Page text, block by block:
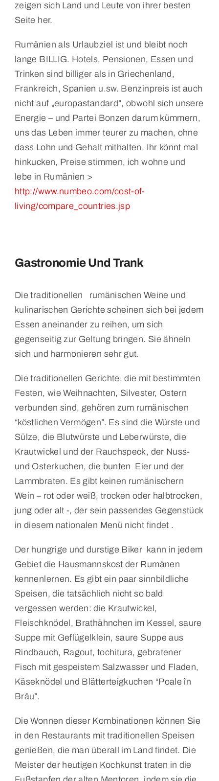
zeigen sich Land und Leute von ihrer besten
Seite her.
Rumänien als Urlaubziel ist und bleibt noch
lange BILLIG. Hotels, Pensionen, Essen und
Trinken sind billiger als in Griechenland,
Frankreich, Spanien u.sw. Benzinpreis ist auch
nicht auf „europastandard“, obwohl sich unsere
Energie – und Partei Bonzen darum kümmern,
uns das Leben immer teurer zu machen, ohne
dass Lohn und Gehalt mithalten. Ihr könnt mal
hinkucken, Preise stimmen, ich wohne und
lebe in Rumänien >
http://www.numbeo.com/cost-of-
living/compare_countries.jsp
Gastronomie Und Trank
Die traditionellen rumänischen Weine und
kulinarischen Gerichte scheinen sich bei jedem
Essen aneinander zu reihen, um sich
gegenseitig zur Geltung bringen. Sie ähneln
sich und harmonieren sehr gut.
Die traditionellen Gerichte, die mit bestimmten
Festen, wie Weihnachten, Silvester, Ostern
verbunden sind, gehören zum rumänischen
“köstlichen Vermögen”. Es sind die Würste und
Sülze, die Blutwürste und Leberwürste, die
Krautwickel und der Rauchspeck, der Nuss-
und Osterkuchen, die bunten Eier und der
Lammbraten. Es gibt keinen rumänischern
Wein – rot oder weiß, trocken oder halbtrocken,
jung oder alt -, der sein passendes Gegenstück
in diesem nationalen Menü nicht findet .
Der hungrige und durstige Biker kann in jedem
Gebiet die Hausmannskost der Rumänen
kennenlernen. Es gibt ein paar sinnbildliche
Speisen, die tatsächlich nicht so bald
vergessen werden: die Krautwickel,
Fleischknödel, Brathähnchen im Kessel, saure
Suppe mit Geflügelklein, saure Suppe aus
Rindbauch, Ragout, tochitura, gebratener
Fisch mit gespeistem Salzwasser und Fladen,
Käseknödel und Blätterteigkuchen “Poale în
Brâu”.
Die Wonnen dieser Kombinationen können Sie
in den Restaurants mit traditionellen Speisen
genießen, die man überall im Land findet. Die
Meister der heutigen Kochkunst traten in die